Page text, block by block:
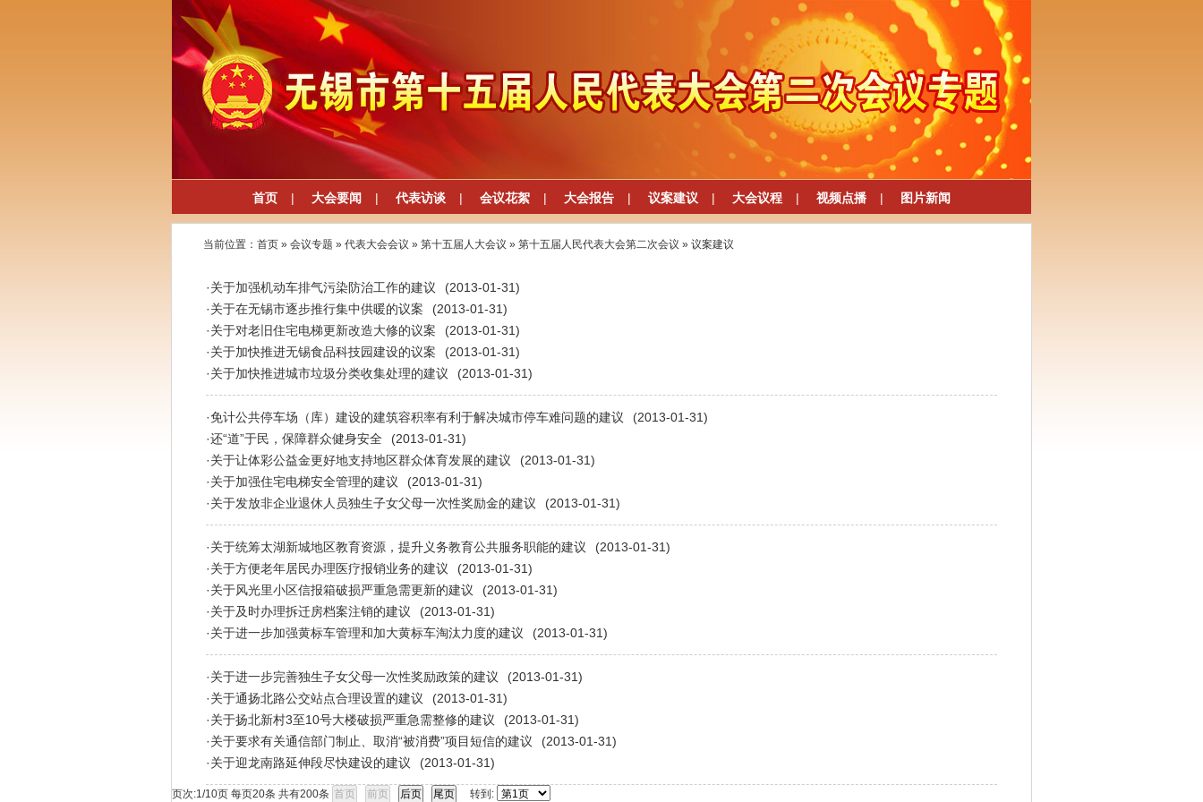
首页 | 大会要闻 | 代表访谈 | 会议花絮 | 大会报告 | 议案建议 | 大会议程 | 视频点播 | 图片新闻
当前位置： 首页 » 会议专题 » 代表大会会议 » 第十五届人大会议 » 第十五届人民代表大会第二次会议 » 议案建议
·关于加强机动车排气污染防治工作的建议
(2013-01-31)
·关于在无锡市逐步推行集中供暖的议案
(2013-01-31)
·关于对老旧住宅电梯更新改造大修的议案
(2013-01-31)
·关于加快推进无锡食品科技园建设的议案
(2013-01-31)
·关于加快推进城市垃圾分类收集处理的建议 (2013-01-31)
·免计公共停车场（库）建设的建筑容积率有利于解决城市停车难问题的建议
(2013-01-31)
·还“道”于民，保障群众健身安全
(2013-01-31)
·关于让体彩公益金更好地支持地区群众体育发展的建议
(2013-01-31)
·关于加强住宅电梯安全管理的建议
(2013-01-31)
·关于发放非企业退休人员独生子女父母一次性奖励金的建议 (2013-01-31)
·关于统筹太湖新城地区教育资源，提升义务教育公共服务职能的建议
(2013-01-31)
·关于方便老年居民办理医疗报销业务的建议
(2013-01-31)
·关于风光里小区信报箱破损严重急需更新的建议
(2013-01-31)
·关于及时办理拆迁房档案注销的建议
(2013-01-31)
·关于进一步加强黄标车管理和加大黄标车淘汰力度的建议 (2013-01-31)
·关于进一步完善独生子女父母一次性奖励政策的建议
(2013-01-31)
·关于通扬北路公交站点合理设置的建议
(2013-01-31)
·关于扬北新村3至10号大楼破损严重急需整修的建议
(2013-01-31)
·关于要求有关通信部门制止、取消“被消费”项目短信的建议
(2013-01-31)
·关于迎龙南路延伸段尽快建设的建议 (2013-01-31)
页次:1/10页 每页20条 共有200条 转到: